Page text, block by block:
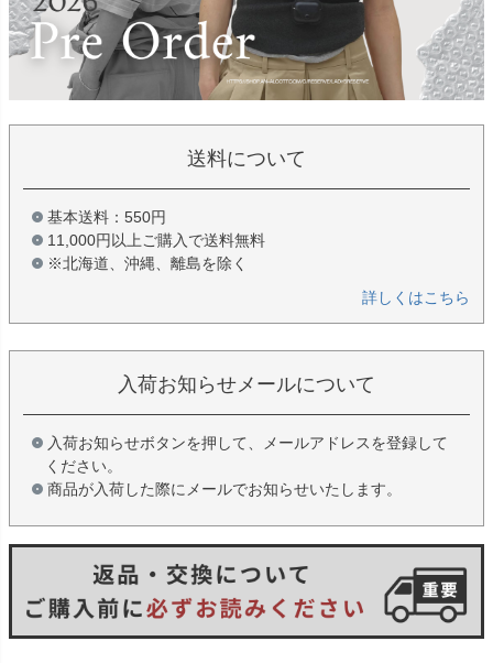
送料について
基本送料：550円
11,000円以上ご購入で送料無料
※北海道、沖縄、離島を除く
詳しくはこちら
入荷お知らせメールについて
入荷お知らせボタンを押して、メールアドレスを登録して
ください。
商品が入荷した際にメールでお知らせいたします。